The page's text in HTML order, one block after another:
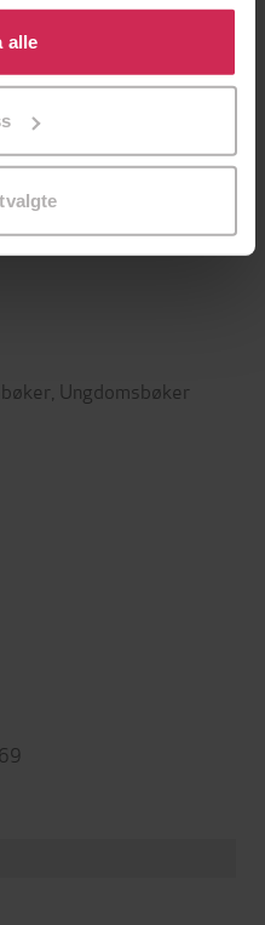
ditt samtykke til å
Du kan også
formål ved å klikke
alle
Torfinn Haukås
Olram
Ungdomsbøker